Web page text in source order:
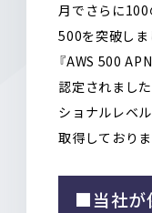
月でさらに100
500を突破しま
『AWS 500
認定されまし
ショナルレベル
取得しておりま
■当社が